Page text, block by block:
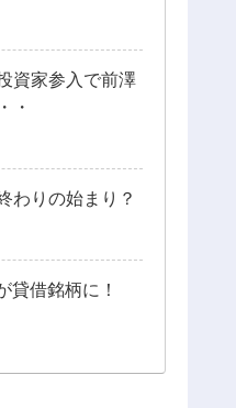
資家参入で前澤
・
わりの始まり？
貸借銘柄に！